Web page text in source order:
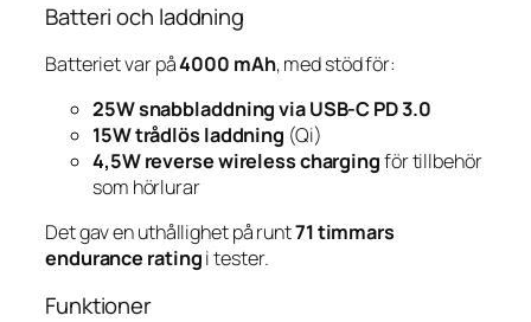
Batteri och laddning
Batteriet var på4000 mAh, med stöd för:
25W snabbladdning via USB-C PD 3.0
15W trådlös laddning (Qi)
4,5W reverse wireless chargingför tillbehör
som hörlurar
Det gav en uthållighet på runt71 timmars
endurance ratingi tester.
Funktioner